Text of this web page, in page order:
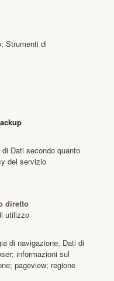
Strumenti di
Dati secondo quanto
del servizio
diretto
utilizzo
di navigazione; Dati di
informazioni sul
pageview; regione